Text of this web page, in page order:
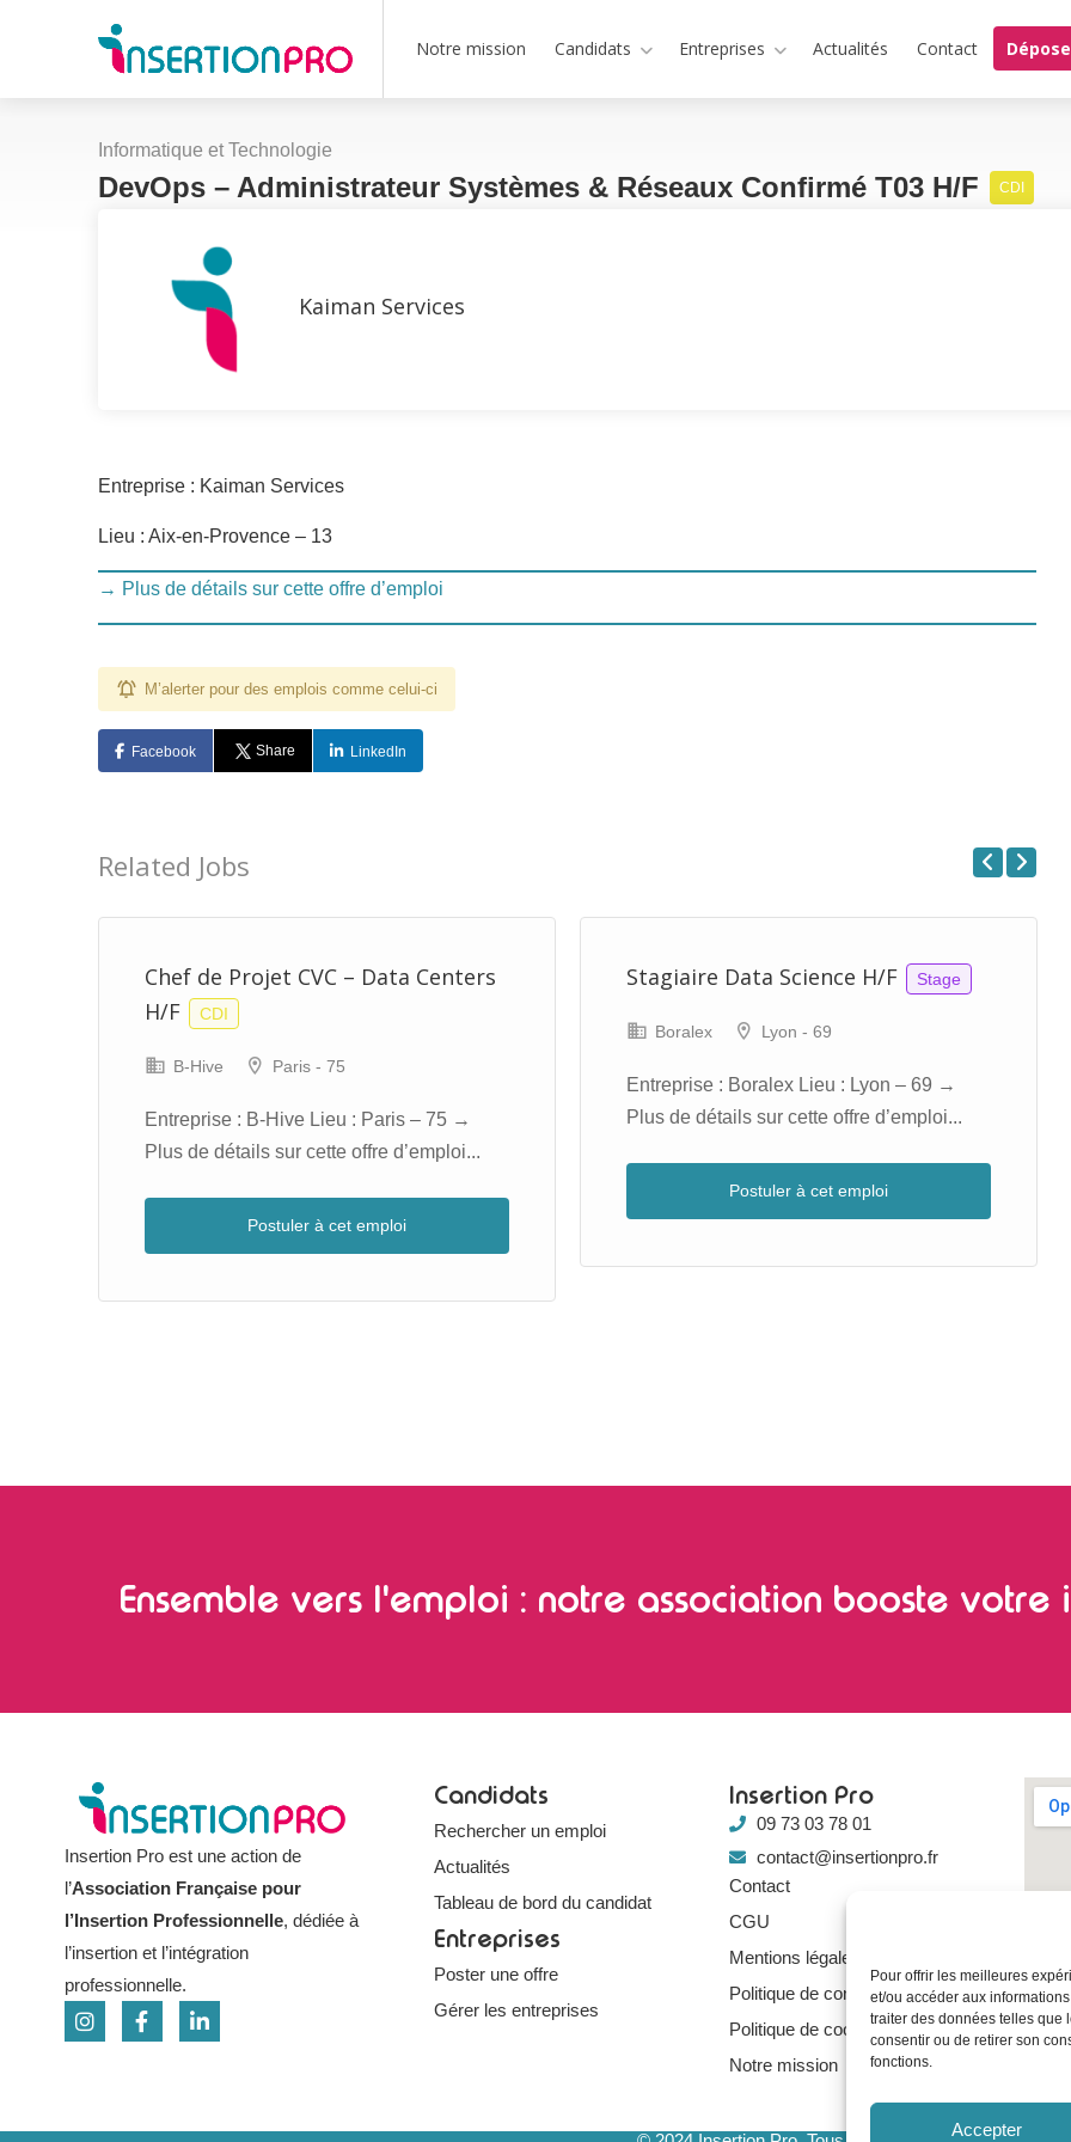
Pour offrir les meilleures
et/ou accéder aux
traiter des données telles que
consentir ou de retirer son
fonctions.
Accepter
Notre mission Candidats Entreprises Actualités Contact
Informatique et Technologie
DevOps – Administrateur Systèmes & Réseaux Confirmé T03 H/F CDI
Kaiman Services
Entreprise : Kaiman Services
Lieu : Aix-en-Provence – 13
→ Plus de détails sur cette offre d’emploi
M’alerter pour des emplois comme celui-ci
Facebook Share LinkedIn
Related Jobs
Chef de Projet CVC – Data Centers
H/F
CDI
B-Hive Paris - 75
Entreprise : B-Hive Lieu : Paris – 75 →
Plus de détails sur cette offre d’emploi...
Postuler à cet emploi
Stagiaire Data Science H/F Stage
Boralex Lyon - 69
Entreprise : Boralex Lieu : Lyon – 69 →
Plus de détails sur cette offre d’emploi...
Postuler à cet emploi
Ensemble vers l'emploi : notre association booste votre
Insertion Pro est une action de
l’Association Française pour
l’Insertion Professionnelle, dédiée à
l’insertion et l’intégration
professionnelle.
Candidats
Rechercher un emploi
Actualités
Tableau de bord du candidat
Entreprises
Poster une offre
Gérer les entreprises
Insertion Pro
09 73 03 78 01
contact@insertionpro.fr
Contact
CGU
Mentions légales
Politique de confidentialité
Politique de cookies
Notre mission